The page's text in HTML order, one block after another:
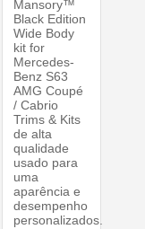
Mansory™
Black Edition
Wide Body
kit for
Mercedes-
Benz S63
AMG Coupé
/ Cabrio
Trims & Kits
de alta
qualidade
usado para
uma
aparência e
desempenho
personalizados.